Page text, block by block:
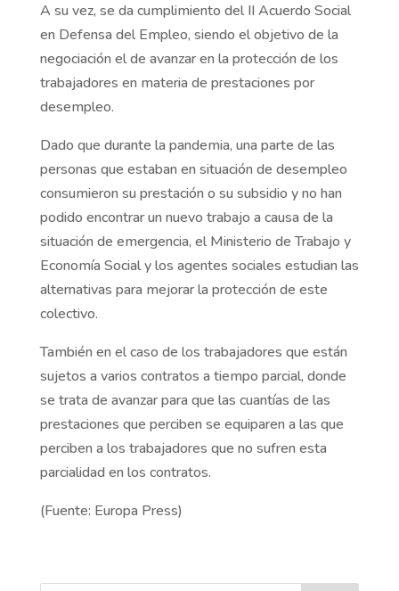
A su vez, se da cumplimiento del II Acuerdo Social
en Defensa del Empleo, siendo el objetivo de la
negociación el de avanzar en la protección de los
trabajadores en materia de prestaciones por
desempleo.
Dado que durante la pandemia, una parte de las
personas que estaban en situación de desempleo
consumieron su prestación o su subsidio y no han
podido encontrar un nuevo trabajo a causa de la
situación de emergencia, el Ministerio de Trabajo y
Economía Social y los agentes sociales estudian las
alternativas para mejorar la protección de este
colectivo.
También en el caso de los trabajadores que están
sujetos a varios contratos a tiempo parcial, donde
se trata de avanzar para que las cuantías de las
prestaciones que perciben se equiparen a las que
perciben a los trabajadores que no sufren esta
parcialidad en los contratos.
(Fuente: Europa Press)